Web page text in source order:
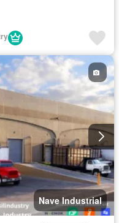
Nave Industrial